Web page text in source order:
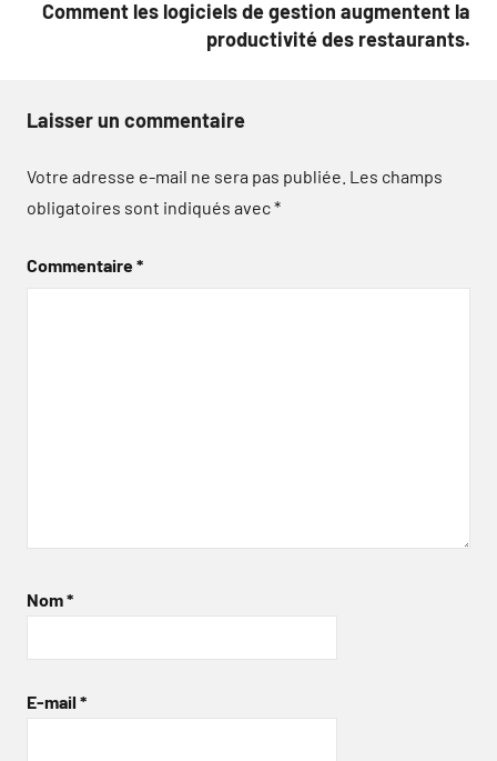
Comment les logiciels de gestion augmentent la
productivité des restaurants.
Laisser un commentaire
Votre adresse e-mail ne sera pas publiée. Les champs
obligatoires sont indiqués avec*
Commentaire*
Nom*
E-mail *